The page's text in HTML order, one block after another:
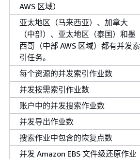
AWS 区域）
亚太地区（马来西亚）、加拿大
（中部）、亚太地区（泰国）和墨
西哥（中部 AWS 区域）都有并发索
引任务。
每个资源的并发索引作业数
并发按需索引作业数
账户中的并发搜索作业数
并发导出作业数
搜索作业中包含的恢复点数
并发 Amazon EBS 文件级还原作业